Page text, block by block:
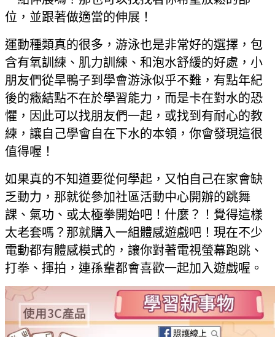
位，並跟著做適當的伸展！
運動種類真的很多，游泳也是非常好的選擇，包
含有氧訓練、肌力訓練、和泡水舒緩的好處，小
朋友們從旱鴨子到學會游泳似乎不難，有點年紀
後的癥結點不在於學習能力，而是卡在對水的恐
懼，因此可以找朋友們一起，或找到有耐心的教
練，讓自己學會自在下水的本領，你會發現這很
值得喔！
如果真的不知道要從何學起，又怕自己在家會缺
乏動力，那就從參加社區活動中心開辦的跳舞
課、氣功、或太極拳開始吧！什麼？！覺得這樣
太老套嗎？那就購入一組體感遊戲吧！現在不少
電動都有體感模式的，讓你對著電視螢幕跑跳、
打拳、揮拍，連孫輩都會喜歡一起加入遊戲喔。